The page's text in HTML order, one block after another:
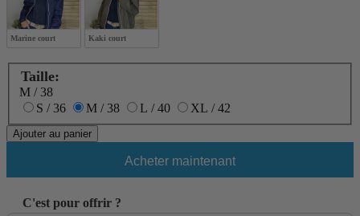
Marine court Kaki court
Taille:
M / 38
S / 36
M / 38 L / 40 XL / 42
Ajouter au panier
Acheter maintenant
C'est pour offrir ?